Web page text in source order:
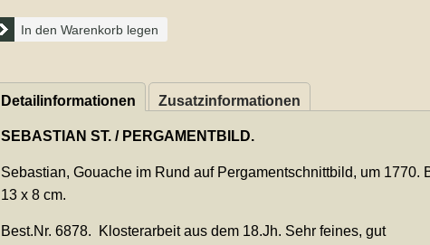
In den Warenkorb legen
Detailinformationen Zusatzinformationen
SEBASTIAN ST. / PERGAMENTBILD.
Sebastian, Gouache im Rund auf Pergamentschnittbild, um 1770.
13 x 8 cm.
Best.Nr. 6878. Klosterarbeit aus dem 18.Jh. Sehr feines, gut